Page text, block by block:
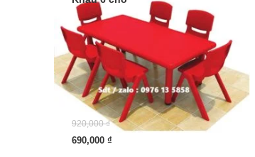
920,000₫
690,000 ₫